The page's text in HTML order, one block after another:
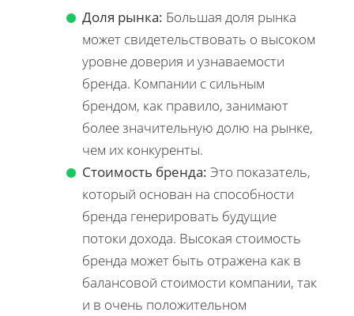
Доля рынка: Большая доля рынка
может свидетельствовать о высоком
уровне доверия и узнаваемости
бренда. Компании с сильным
брендом, как правило, занимают
более значительную долю на рынке,
чем их конкуренты.
Стоимость бренда: Это показатель,
который основан на способности
бренда генерировать будущие
потоки дохода. Высокая стоимость
бренда может быть отражена как в
балансовой стоимости компании, так
и в очень положительном